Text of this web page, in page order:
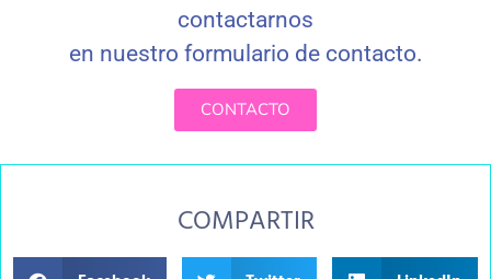
contactarnos
en nuestro formulario de contacto.
CONTACTO
COMPARTIR